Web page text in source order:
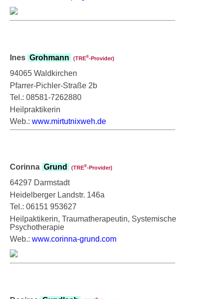
Ines Grohmann (TRE®‑Provider)
94065 Waldkirchen
Pfarrer-Pichler-Straße 2b
Tel.: 08581-7262880
Heilpraktikerin
Web.: www.mirtutnixweh.de
Corinna Grund (TRE®‑Provider)
64297 Darmstadt
Heidelberger Landstr. 146a
Tel.: 06151 953627
Heilpaktikerin, Traumatherapeutin, Systemische
Psychotherapie
Web.: www.corinna-grund.com